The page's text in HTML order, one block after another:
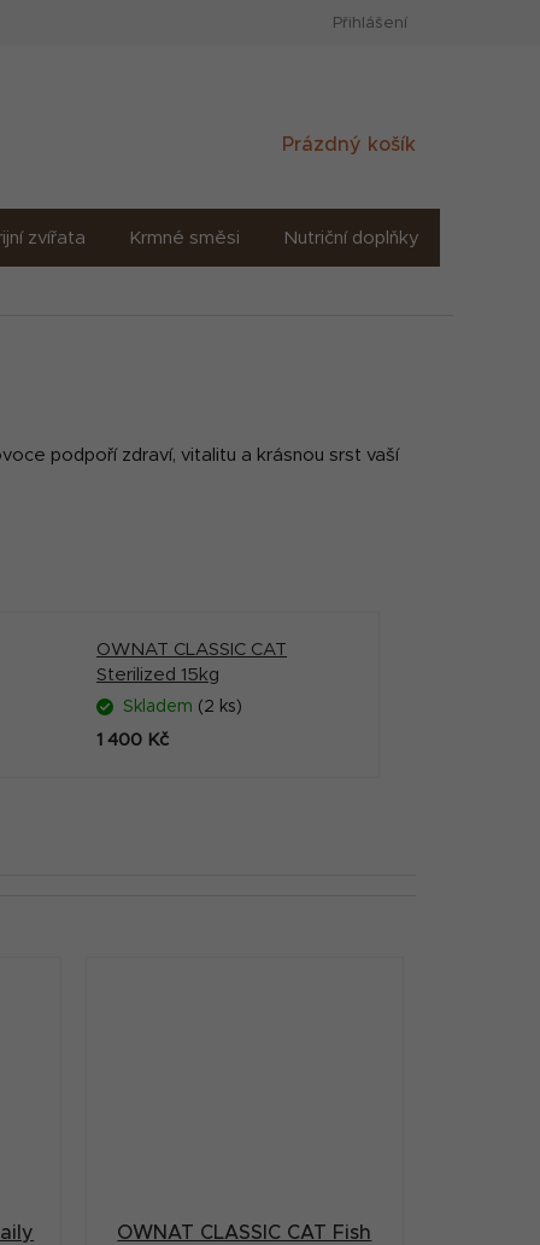
Přihlášení
Nákupní
Prázdný košík
zvířata Krmné směsi Nutriční doplňky
podpoří zdraví, vitalitu a krásnou srst vaší
OWNAT CLASSIC CAT
Sterilized 15kg
Skladem (2 ks)
1 400 Kč
OWNAT CLASSIC CAT Fish